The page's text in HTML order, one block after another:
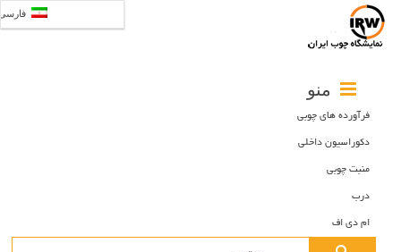
منو
فرآورده های چوبی
دکوراسیون داخلی
منبت چوبی
درب
ام دی اف
Search